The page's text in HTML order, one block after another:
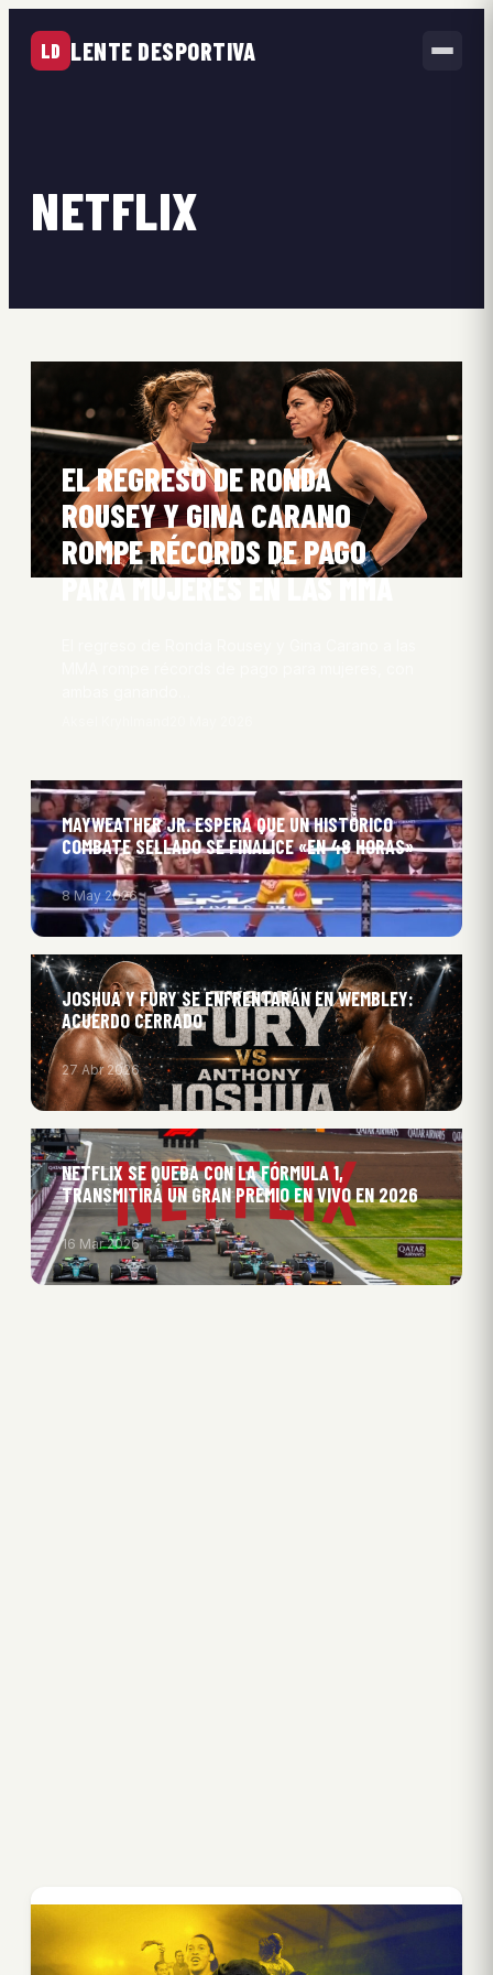
LD LENTE DESPORTIVA
NETFLIX
EL REGRESO DE RONDA
ROUSEY Y GINA CARANO
ROMPE RÉCORDS DE PAGO
PARA MUJERES EN LAS MMA
MAYWEATHER JR. ESPERA QUE UN HISTÓRICO
COMBATE SELLADO SE FINALICE «EN 48 HORAS»
8 May 2026
JOSHUA Y FURY SE ENFRENTARÁN EN WEMBLEY:
ACUERDO CERRADO
27 Abr 2026
NETFLIX SE QUEDA CON LA FÓRMULA 1,
TRANSMITIRÁ UN GRAN PREMIO EN VIVO EN 2026
16 Mar 2026